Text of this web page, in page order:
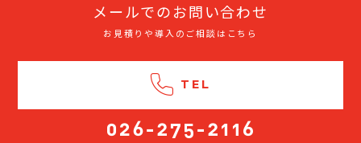
メールでのお問い合わせ
お見積りや導入のご相談はこちら
TEL